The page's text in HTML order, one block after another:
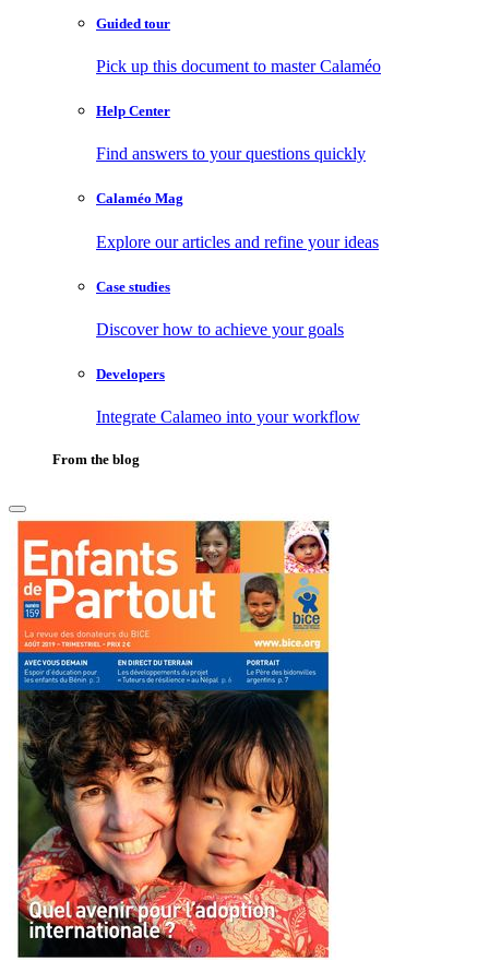
Guided tour
Pick up this document to master Calaméo
Help Center
Find answers to your questions quickly
Calaméo Mag
Explore our articles and refine your ideas
Case studies
Discover how to achieve your goals
Developers
Integrate Calameo into your workflow
From the blog